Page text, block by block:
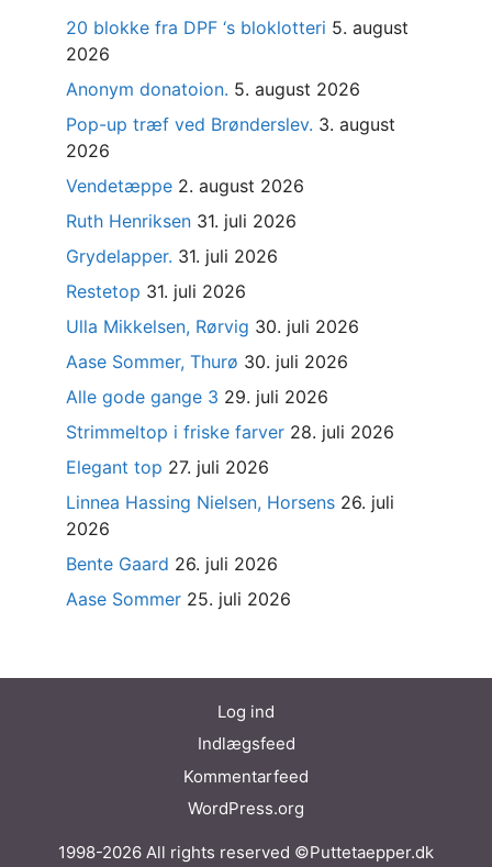
20 blokke fra DPF ‘s bloklotteri 5. august
2026
Anonym donatoion. 5. august 2026
Pop-up træf ved Brønderslev. 3. august
2026
Vendetæppe 2. august 2026
Ruth Henriksen 31. juli 2026
Grydelapper. 31. juli 2026
Restetop 31. juli 2026
Ulla Mikkelsen, Rørvig 30. juli 2026
Aase Sommer, Thurø 30. juli 2026
Alle gode gange 3 29. juli 2026
Strimmeltop i friske farver 28. juli 2026
Elegant top 27. juli 2026
Linnea Hassing Nielsen, Horsens 26. juli
2026
Bente Gaard 26. juli 2026
Aase Sommer 25. juli 2026
Log ind
Indlægsfeed
Kommentarfeed
WordPress.org
1998-2026 All rights reserved ©Puttetaepper.dk